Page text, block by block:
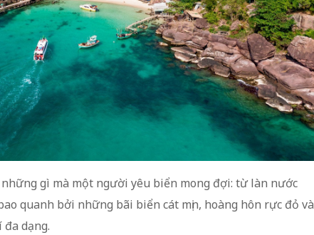
gì mà một người yêu biển mong đợi: từ làn nước
quanh bởi những bãi biển cát mịn, hoàng hôn rực đỏ và
dạng.